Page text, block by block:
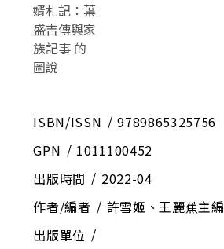
ISBN/ISSN
9789865325756
GPN
1011100452
出版時間
2022-04
作者/編者
許雪姬、王麗蕉主編
出版單位